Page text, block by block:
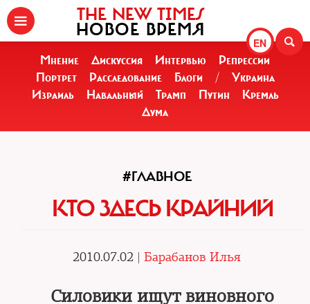
EN
THE NEW TIMES
НОВОЕ ВРЕМЯ
Мнение Дискуссия Интервью
Репрессии
Портрет
Расследование Блоги /
Украина
Израиль
Навальный Трамп Путин
Кремль
Дума
#ГЛАВНОЕ
КТО ЗДЕСЬ КРАЙНИЙ
2010.07.02 | Барабанов Илья
Силовики ищут виновного